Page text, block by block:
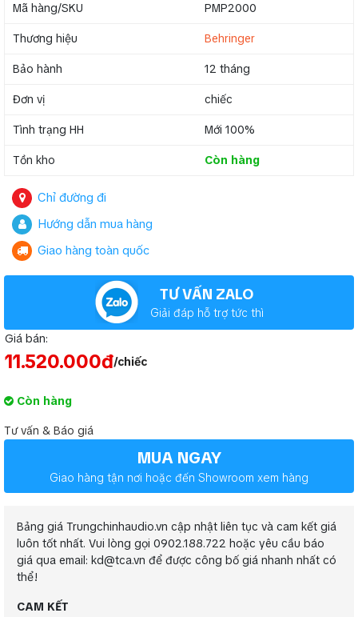
Mã hàng/SKU PMP2000
Thương hiệu Behringer
Bảo hành 12 tháng
Đơn vị chiếc
Tình trạng HH Mới 100%
Tồn kho Còn hàng
Chỉ đường đi
Hướng dẫn mua hàng
Giao hàng toàn quốc
TƯ VẤN ZALO
Giải đáp hỗ trợ tức thì
Giá bán:
11.520.000đ/chiếc
Còn hàng
Tư vấn & Báo giá
MUA NGAY
Giao hàng tận nơi hoặc đến Showroom xem hàng
Bảng giá Trungchinhaudio.vn cập nhật liên tục và cam kết giá
luôn tốt nhất. Vui lòng gọi 0902.188.722 hoặc yêu cầu báo
giá qua email: kd@tca.vn để được công bố giá nhanh nhất có
thể!
CAM KẾT